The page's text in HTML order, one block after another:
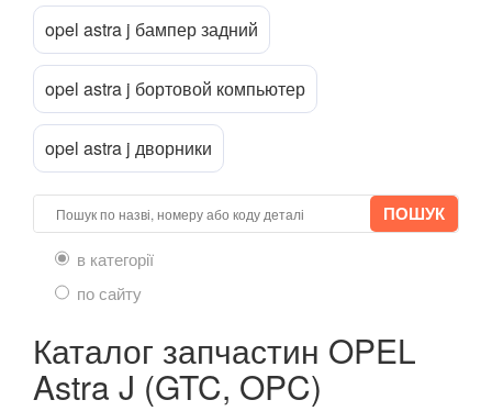
Movano B (X62)
Signum
Speedster
Tigra A (S93)
Tigra B Twin Top (X04)
Vectra C
Zafira A (F75)
Zafira C (P12)
opel astra j бампер задний
opel astra j бортовой компьютер
opel astra j дворники
в категорії
по сайту
Каталог запчастин OPEL
Astra J (GTC, OPC)